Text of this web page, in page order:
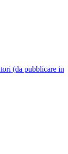
(da pubblicare in